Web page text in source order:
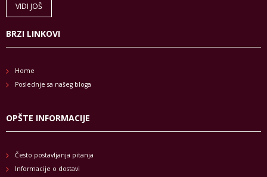
VIDI JOŠ
BRZI LINKOVI
Home
Poslednje sa našeg bloga
OPŠTE INFORMACIJE
Često postavljanja pitanja
Informacije o dostavi